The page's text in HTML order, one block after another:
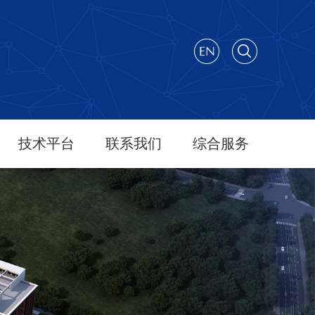
技术平台
平台简介
平台仪器设备...
实验病毒平台
显微成像平台
联系我们
联系方式
综合服务
工作简报
行政文件